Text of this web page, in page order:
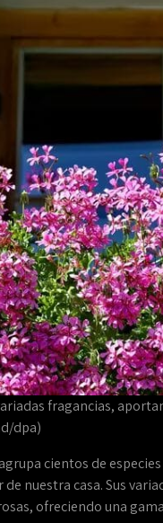
fragancias,
dpa)
cientos de
nuestra casa. Sus
ofreciendo una